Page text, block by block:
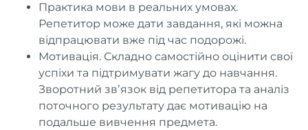
Практика мови в реальних умовах.
Репетитор може дати завдання, які можна
відпрацювати вже під час подорожі.
Мотивація. Складно самостійно оцінити свої
успіхи та підтримувати жагу до навчання.
Зворотний звʼязок від репетитора та аналіз
поточного результату дає мотивацію на
подальше вивчення предмета.